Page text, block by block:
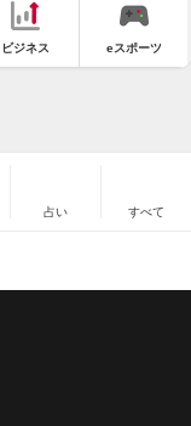
ビジネス eスポーツ
占い すべて